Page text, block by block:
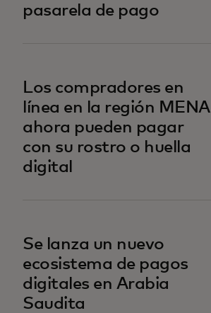
pasarela de pago
Los compradores en
línea en la región MENA
ahora pueden pagar
con su rostro o huella
digital
se abre en una pestaña nueva
Se lanza un nuevo
ecosistema de pagos
digitales en Arabia
Saudita